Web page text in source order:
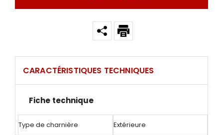
CARACTÉRISTIQUES TECHNIQUES
Fiche technique
Type de charnière Extérieure